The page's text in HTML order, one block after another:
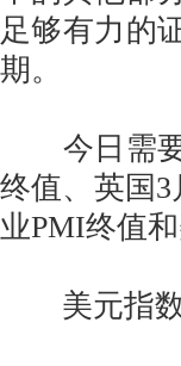
足够有力的
期。
今日需要
终值、英国
业PMI终值
美元指